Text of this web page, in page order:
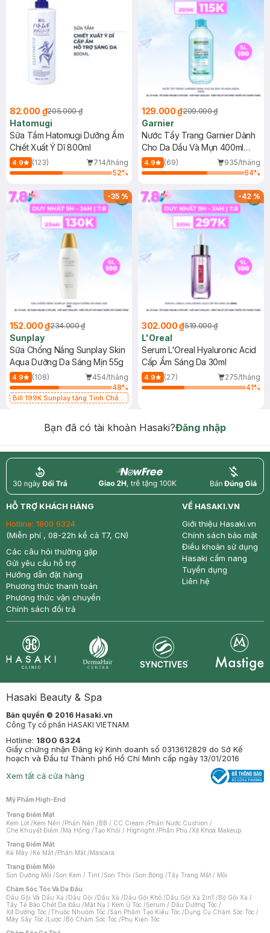
82.000 ₫205.000 ₫
Hatomugi
Sữa Tắm Hatomugi Dưỡng Ẩm
Chiết Xuất Ý Dĩ 800ml
4.9 (123)
714/tháng
52%
129.000 ₫209.000 ₫
Garnier
Nước Tẩy Trang Garnier Dành
Cho Da Dầu Và Mụn 400ml
(Mới)
4.9 (69)
935/tháng
64%
-35%
152.000 ₫234.000 ₫
Sunplay
Sữa Chống Nắng Sunplay Skin
Aqua Dưỡng Da Sáng Mịn 55g
4.9 (108)
454/tháng
48%
Bill 199K Sunplay tặng Tinh Chất
-42%
302.000 ₫519.000 ₫
L'Oreal
Serum L'Oreal Hyaluronic Acid
Cấp Ẩm Sáng Da 30ml
4.9 (27)
275/tháng
41%
Bạn đã có tài khoản Hasaki?Đăng nhập
return nowfree price
HỖ TRỢ KHÁCH HÀNG
Hotline: 1800 6324
(Miễn phí , 08-22h kể cả T7, CN)
Các câu hỏi thường gặp
Gửi yêu cầu hỗ trợ
Hướng dẫn đặt hàng
Phương thức thanh toán
Phương thức vận chuyển
Chính sách đổi trả
VỀ HASAKI.VN
Giới thiệu Hasaki.vn
Chính sách bảo mật
Điều khoản sử dụng
Hasaki cẩm nang
Tuyển dụng
Liên hệ
Hasaki Beauty & Spa
Bản quyền © 2016 Hasaki.vn
Công Ty cổ phần HASAKI VIETNAM
Hotline: 1800 6324
Giấy chứng nhận Đăng ký Kinh doanh số 0313612829 do Sở Kế
hoạch và Đầu tư Thành phố Hồ Chí Minh cấp ngày 13/01/2016
Xem tất cả cửa hàng
Mỹ Phẩm High-End
Trang Điểm Mặt
Kem Lót /Kem Nền /Phấn Nền /BB / CC Cream /Phấn Nước Cushion /
Che Khuyết Điểm /Má Hồng /Tạo Khối / Highlight /Phấn Phủ /Xịt Khoá Makeup
Trang Điểm Mắt
Kẻ Mày /Kẻ Mắt /Phấn Mắt /Mascara
Trang Điểm Môi
Son Dưỡng Môi /Son Kem / Tint /Son Thỏi /Son Bóng /Tẩy Trang Mắt / Môi
Chăm Sóc Tóc Và Da Đầu
Dầu Gội Và Dầu Xả /Dầu Gội /Dầu Xả /Dầu Gội Khô /Dầu Gội Xả 2in1 /Bộ Gội Xả /
Tẩy Tế Bào Chết Da Đầu /Mặt Nạ / Kem Ủ Tóc /Serum / Dầu Dưỡng Tóc /
Xịt Dưỡng Tóc /Thuốc Nhuộm Tóc /Sản Phẩm Tạo Kiểu Tóc /Dụng Cụ Chăm Sóc Tóc /
Máy Sấy Tóc /Lược /Bộ Chăm Sóc Tóc /Phụ Kiện Tóc